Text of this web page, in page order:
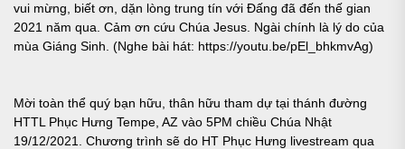
vui mừng, biết ơn, dặn lòng trung tín với Đấng đã đến thế gian
2021 năm qua. Cảm ơn cứu Chúa Jesus. Ngài chính là lý do của
mùa Giáng Sinh. (Nghe bài hát: https://youtu.be/pEl_bhkmvAg)
Mời toàn thể quý bạn hữu, thân hữu tham dự tại thánh đường
HTTL Phục Hưng Tempe, AZ vào 5PM chiều Chúa Nhật
19/12/2021. Chương trình sẽ do HT Phục Hưng livestream qua